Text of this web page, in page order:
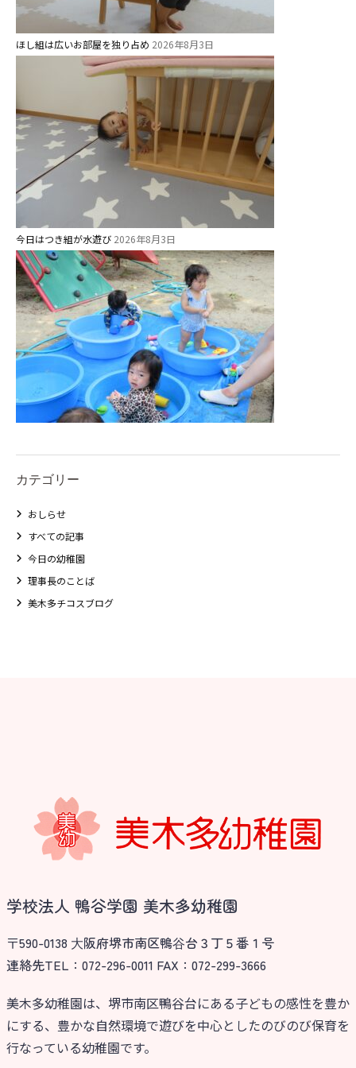
ほし組は広いお部屋を独り占め 2026年8月3日
今日はつき組が水遊び 2026年8月3日
カテゴリー
おしらせ
すべての記事
今日の幼稚園
理事長のことば
美木多チコスブログ
学校法人 鴨谷学園 美木多幼稚園
〒590-0138 ⼤阪府堺市南区鴨⾕台３丁５番１号
連絡先TEL：072-296-0011 FAX：072-299-3666
美木多幼稚園は、堺市南区鴨谷台にある子どもの感性を豊か
にする、豊かな自然環境で遊びを中心としたのびのび保育を
行なっている幼稚園です。